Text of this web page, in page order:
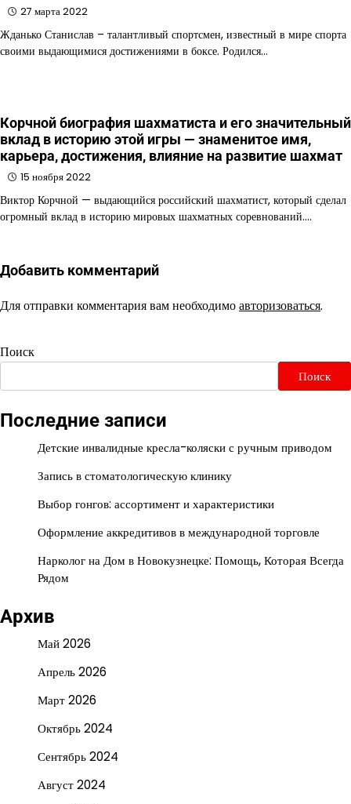
27 марта 2022
Жданько Станислав – талантливый спортсмен, известный в мире спорта
своими выдающимися достижениями в боксе. Родился…
Корчной биография шахматиста и его значительный
вклад в историю этой игры — знаменитое имя,
карьера, достижения, влияние на развитие шахмат
15 ноября 2022
Виктор Корчной — выдающийся российский шахматист, который сделал
огромный вклад в историю мировых шахматных соревнований.…
Добавить комментарий
Для отправки комментария вам необходимоавторизоваться.
Поиск
Поиск
Последние записи
Детские инвалидные кресла-коляски с ручным приводом
Запись в стоматологическую клинику
Выбор гонгов: ассортимент и характеристики
Оформление аккредитивов в международной торговле
Нарколог на Дом в Новокузнецке: Помощь, Которая Всегда
Рядом
Архив
Май 2026
Апрель 2026
Март 2026
Октябрь 2024
Сентябрь 2024
Август 2024